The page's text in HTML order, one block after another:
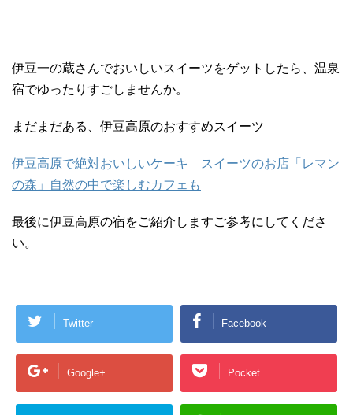
伊豆一の蔵さんでおいしいスイーツをゲットしたら、温泉
宿でゆったりすごしませんか。
まだまだある、伊豆高原のおすすめスイーツ
伊豆高原で絶対おいしいケーキ スイーツのお店「レマン
の森」自然の中で楽しむカフェも
最後に伊豆高原の宿をご紹介しますご参考にしてくださ
い。
Twitter Facebook
Google+ Pocket